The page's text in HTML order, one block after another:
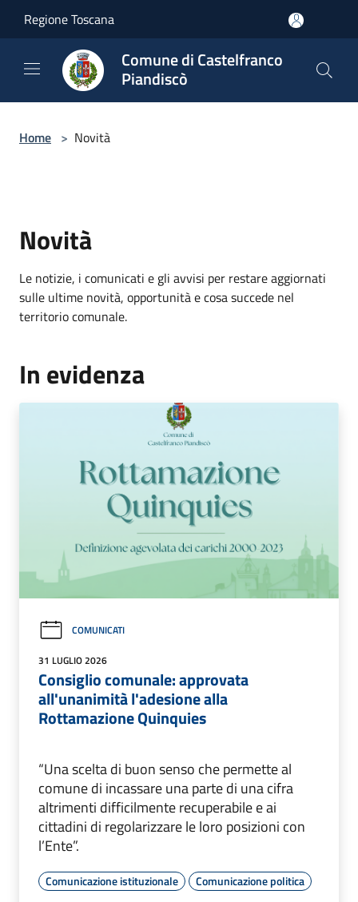
Regione Toscana
Comune di Castelfranco
Piandiscò
Home > Novità
Novità
Le notizie, i comunicati e gli avvisi per restare aggiornati
sulle ultime novità, opportunità e cosa succede nel
territorio comunale.
In evidenza
COMUNICATI
31 LUGLIO 2026
Consiglio comunale: approvata
all'unanimità l'adesione alla
Rottamazione Quinquies
“Una scelta di buon senso che permette al
comune di incassare una parte di una cifra
altrimenti difficilmente recuperabile e ai
cittadini di regolarizzare le loro posizioni con
l’Ente”.
Comunicazione istituzionale Comunicazione politica